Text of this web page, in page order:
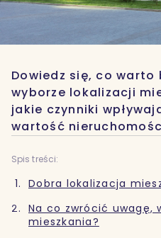
Dowiedz się, co
wyborze lokalizacji
jakie czynniki
wartość
Spis treści:
Dobra lokalizacja
Na co zwrócić uwagę,
mieszkania?